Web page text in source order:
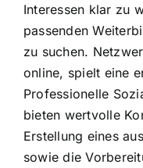
Interessen klar zu
passenden
zu suchen.
online, spielt eine
Professionelle
bieten wertvolle
Erstellung eines
sowie die